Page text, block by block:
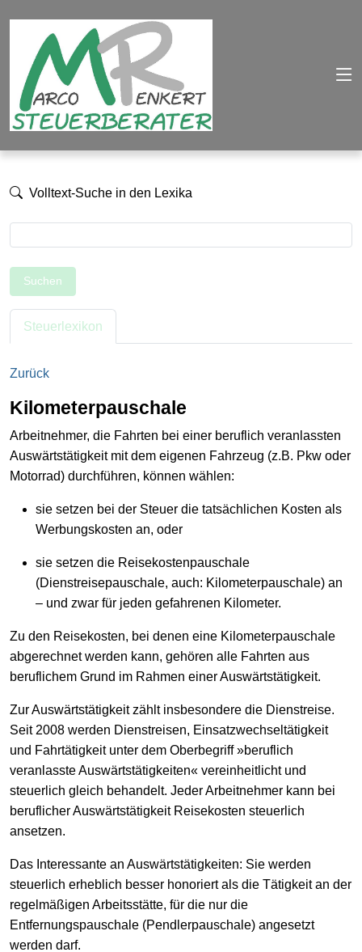
Volltext-Suche in den Lexika
Suchen
Steuerlexikon
Zurück
Kilometerpauschale
Arbeitnehmer, die Fahrten bei einer beruflich veranlassten
Auswärtstätigkeit mit dem eigenen Fahrzeug (z.B. Pkw oder
Motorrad) durchführen, können wählen:
sie setzen bei der Steuer die tatsächlichen Kosten als
Werbungskosten an, oder
sie setzen die Reisekostenpauschale
(Dienstreisepauschale, auch: Kilometerpauschale) an
– und zwar für jeden gefahrenen Kilometer.
Zu den Reisekosten, bei denen eine Kilometerpauschale
abgerechnet werden kann, gehören alle Fahrten aus
beruflichem Grund im Rahmen einer Auswärtstätigkeit.
Zur Auswärtstätigkeit zählt insbesondere die Dienstreise.
Seit 2008 werden Dienstreisen, Einsatzwechseltätigkeit
und Fahrtätigkeit unter dem Oberbegriff »beruflich
veranlasste Auswärtstätigkeiten« vereinheitlicht und
steuerlich gleich behandelt. Jeder Arbeitnehmer kann bei
beruflicher Auswärtstätigkeit Reisekosten steuerlich
ansetzen.
Das Interessante an Auswärtstätigkeiten: Sie werden
steuerlich erheblich besser honoriert als die Tätigkeit an der
regelmäßigen Arbeitsstätte, für die nur die
Entfernungspauschale (Pendlerpauschale) angesetzt
werden darf.